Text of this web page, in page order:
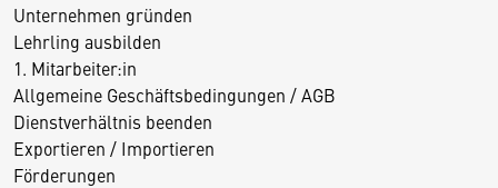
Unternehmen gründen
Lehrling ausbilden
1. Mitarbeiter:in
Allgemeine Geschäftsbedingungen / AGB
Dienstverhältnis beenden
Exportieren / Importieren
Förderungen